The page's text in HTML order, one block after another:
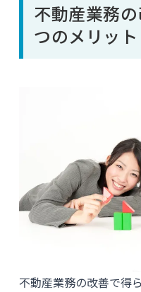
不動産業務
つのメリット
不動産業務の改善で得